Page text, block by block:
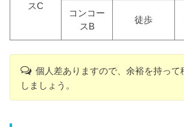
スC
コンコー
スB
徒歩
個人差ありますので、余裕を持って
しましょう。